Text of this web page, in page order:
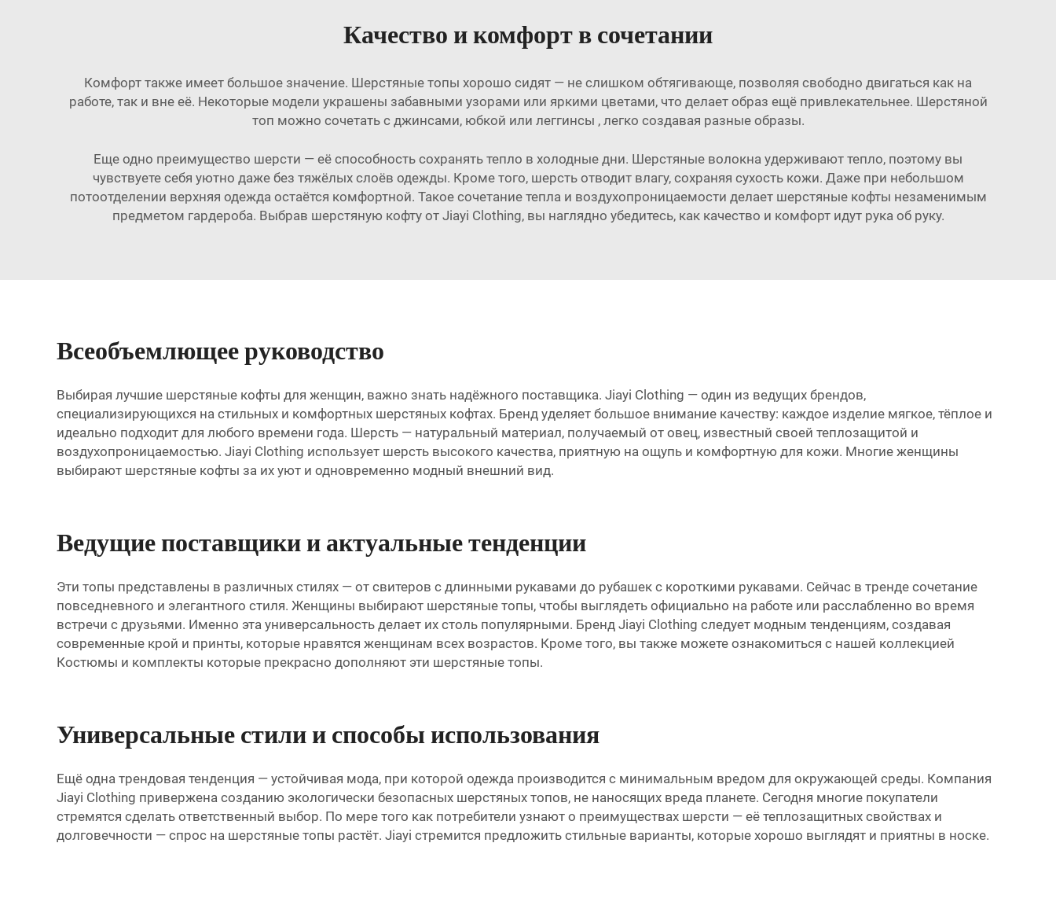
Качество и комфорт в сочетании
Комфорт также имеет большое значение. Шерстяные топы хорошо сидят — не слишком обтягивающе, позволяя свободно двигаться как на
работе, так и вне её. Некоторые модели украшены забавными узорами или яркими цветами, что делает образ ещё привлекательнее. Шерстяной
топ можно сочетать с джинсами, юбкой или леггинсы , легко создавая разные образы.
Еще одно преимущество шерсти — её способность сохранять тепло в холодные дни. Шерстяные волокна удерживают тепло, поэтому вы
чувствуете себя уютно даже без тяжёлых слоёв одежды. Кроме того, шерсть отводит влагу, сохраняя сухость кожи. Даже при небольшом
потоотделении верхняя одежда остаётся комфортной. Такое сочетание тепла и воздухопроницаемости делает шерстяные кофты незаменимым
предметом гардероба. Выбрав шерстяную кофту от Jiayi Clothing, вы наглядно убедитесь, как качество и комфорт идут рука об руку.
Всеобъемлющее руководство
Выбирая лучшие шерстяные кофты для женщин, важно знать надёжного поставщика. Jiayi Clothing — один из ведущих брендов,
специализирующихся на стильных и комфортных шерстяных кофтах. Бренд уделяет большое внимание качеству: каждое изделие мягкое, тёплое и
идеально подходит для любого времени года. Шерсть — натуральный материал, получаемый от овец, известный своей теплозащитой и
воздухопроницаемостью. Jiayi Clothing использует шерсть высокого качества, приятную на ощупь и комфортную для кожи. Многие женщины
выбирают шерстяные кофты за их уют и одновременно модный внешний вид.
Ведущие поставщики и актуальные тенденции
Эти топы представлены в различных стилях — от свитеров с длинными рукавами до рубашек с короткими рукавами. Сейчас в тренде сочетание
повседневного и элегантного стиля. Женщины выбирают шерстяные топы, чтобы выглядеть официально на работе или расслабленно во время
встречи с друзьями. Именно эта универсальность делает их столь популярными. Бренд Jiayi Clothing следует модным тенденциям, создавая
современные крой и принты, которые нравятся женщинам всех возрастов. Кроме того, вы также можете ознакомиться с нашей коллекцией
Костюмы и комплекты которые прекрасно дополняют эти шерстяные топы.
Универсальные стили и способы использования
Ещё одна трендовая тенденция — устойчивая мода, при которой одежда производится с минимальным вредом для окружающей среды. Компания
Jiayi Clothing привержена созданию экологически безопасных шерстяных топов, не наносящих вреда планете. Сегодня многие покупатели
стремятся сделать ответственный выбор. По мере того как потребители узнают о преимуществах шерсти — её теплозащитных свойствах и
долговечности — спрос на шерстяные топы растёт. Jiayi стремится предложить стильные варианты, которые хорошо выглядят и приятны в носке.